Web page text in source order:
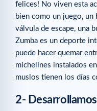
felices! No viven esta
bien como un juego, un
válvula de escape, una
Zumba es un deporte
puede hacer quemar
michelines instalados
muslos tienen los días
2-